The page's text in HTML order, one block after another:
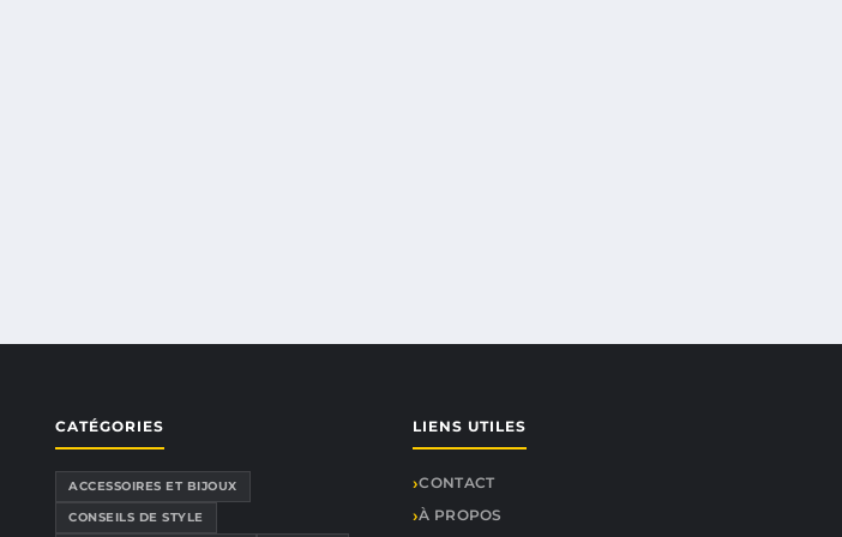
CATÉGORIES
ACCESSOIRES ET BIJOUX
CONSEILS DE STYLE
LIENS UTILES
CONTACT
À PROPOS